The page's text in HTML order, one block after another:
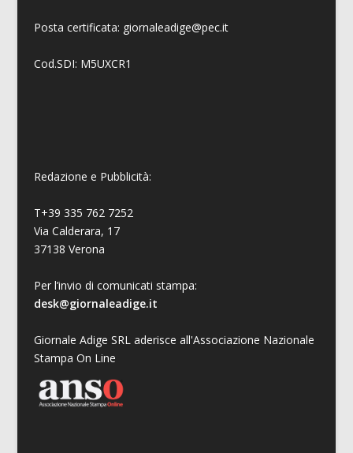
Posta certificata: giornaleadige@pec.it
Cod.SDI: M5UXCR1
Redazione e Pubblicità:
T+39 335 762 7252
Via Calderara, 17
37138 Verona
Per l’invio di comunicati stampa:
desk@giornaleadige.it
Giornale Adige SRL aderisce all'Associazione Nazionale
Stampa On Line